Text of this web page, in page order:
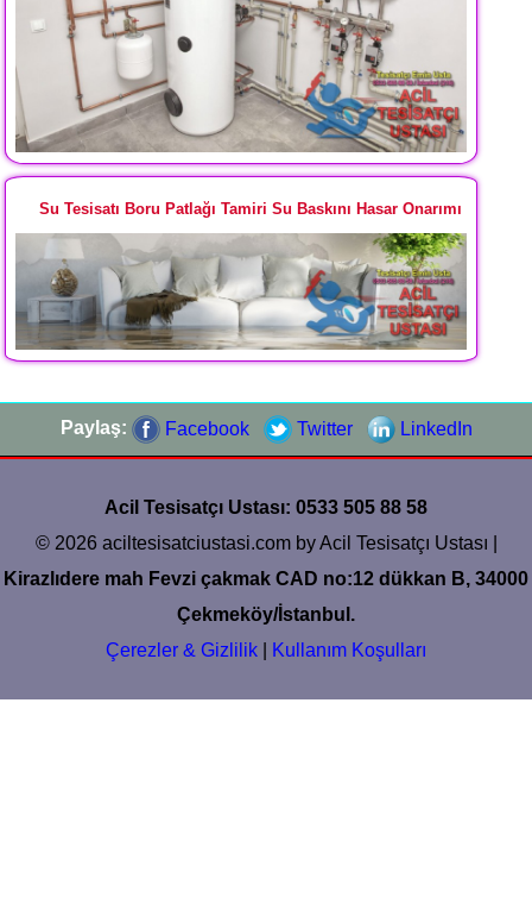
Su Tesisatı Boru Patlağı Tamiri Su Baskını Hasar Onarımı
Paylaş: Facebook Twitter LinkedIn
Acil Tesisatçı Ustası: 0533 505 88 58
© 2026 aciltesisatciustasi.com by Acil Tesisatçı Ustası |
Kirazlıdere mah Fevzi çakmak CAD no:12 dükkan B, 34000
Çekmeköy/İstanbul.
Çerezler & Gizlilik
Kullanım Koşulları